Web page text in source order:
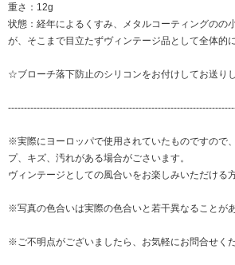
重さ：12g
状態：経年によるくすみ、メタルコーティングのの
が、そこまで目立たずヴィンテージ品として全体的
☆ブローチ落下防止のシリコンをお付けしてお送り
※実際にヨーロッパで使用されていたものですので
プ、キズ、汚れがある場合がごさいます。
ヴィンテージとしての風合いをお楽しみいただける
※写真の色合いは実際の色合いと若干異なることがあ
※ご不明点がございましたら、お気軽にお問合せくだ